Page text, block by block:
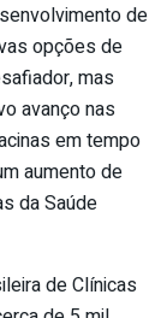
de
opções de
mas
avanço nas
em tempo
aumento de
da Saúde
de Clínicas